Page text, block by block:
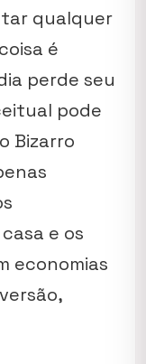
qualquer
é
perde seu
pode
Bizarro
e os
economias